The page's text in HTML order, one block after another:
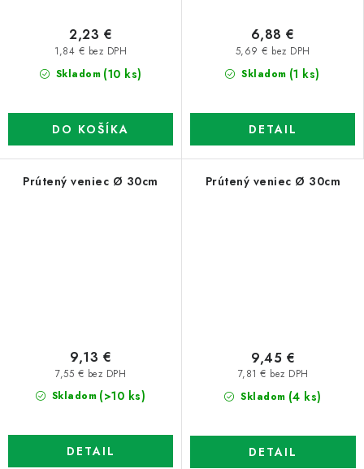
Skladom (10 ks)
1,84 € bez DPH
2,23 €
DO KOŠÍKA
Skladom (1 ks)
5,69 € bez DPH
6,88 €
DETAIL
Prútený veniec Ø 30cm
Skladom (>10 ks)
7,55 € bez DPH
9,13 €
DETAIL
Prútený veniec Ø 30cm
Skladom (4 ks)
7,81 € bez DPH
9,45 €
DETAIL